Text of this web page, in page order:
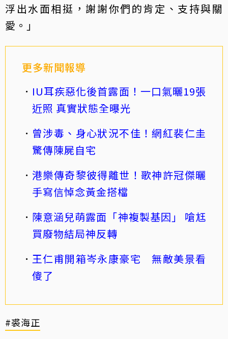
浮出水面相挺，謝謝你們的肯定、支持與關
愛。」
更多新聞報導
IU耳疾惡化後首露面！一口氣曬19張
近照 真實狀態全曝光
曾涉毒、身心狀況不佳！網紅裴仁圭
驚傳陳屍自宅
港樂傳奇黎彼得離世！歌神許冠傑曬
手寫信悼念黃金搭檔
陳意涵兒萌露面「神複製基因」 嗆尪
買廢物結局神反轉
王仁甫開箱岑永康豪宅 無敵美景看
傻了
#裘海正